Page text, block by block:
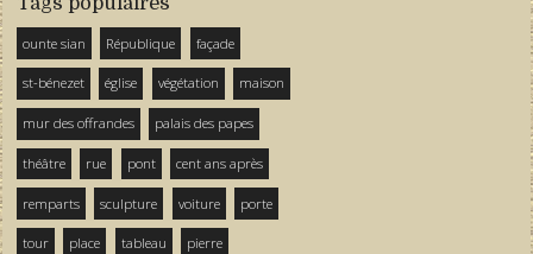
ounte sian République façade
st-bénezet église végétation maison
mur des offrandes palais des papes
théâtre rue pont cent ans après
remparts sculpture voiture porte
tour place tableau pierre